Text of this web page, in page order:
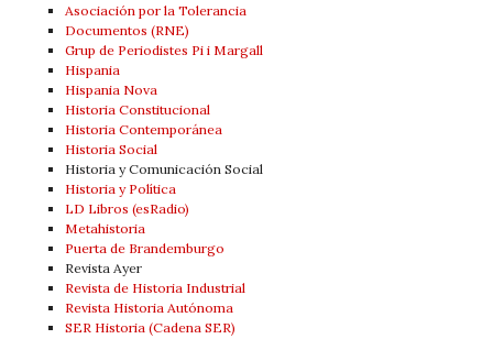
Asociación por la Tolerancia
Documentos (RNE)
Grup de Periodistes Pi i Margall
Hispania
Hispania Nova
Historia Constitucional
Historia Contemporánea
Historia Social
Historia y Comunicación Social
Historia y Política
LD Libros (esRadio)
Metahistoria
Puerta de Brandemburgo
Revista Ayer
Revista de Historia Industrial
Revista Historia Autónoma
SER Historia (Cadena SER)